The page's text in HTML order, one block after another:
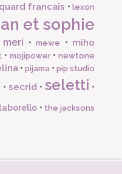
francais •lexon
et sophie
•mewe • miho
• mojipower•newtone
• pijama • pip studio
•secrid •seletti •
• the jacksons